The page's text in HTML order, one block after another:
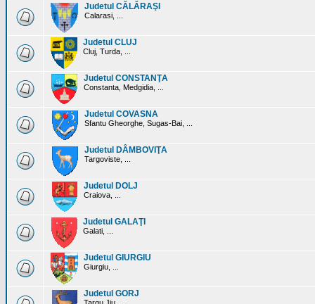
Judetul CĂLĂRAŞI
Calarasi, ...
Judetul CLUJ
Cluj, Turda, ...
Judetul CONSTANŢA
Constanta, Medgidia, ...
Judetul COVASNA
Sfantu Gheorghe, Sugas-Bai, ...
Judetul DÂMBOVIŢA
Targoviste, ...
Judetul DOLJ
Craiova, ...
Judetul GALAŢI
Galati, ...
Judetul GIURGIU
Giurgiu, ...
Judetul GORJ